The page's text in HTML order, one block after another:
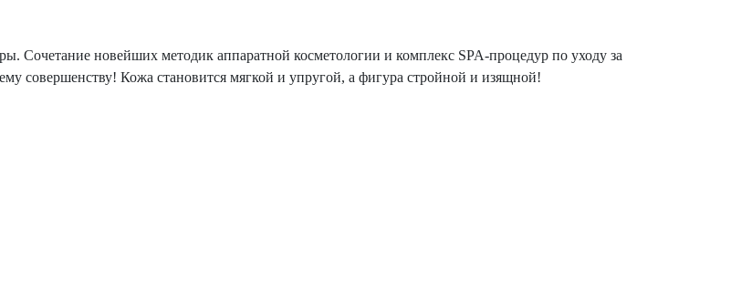
Сочетание новейших методик аппаратной косметологии и комплекс SPA-процедур по уходу за
совершенству! Кожа становится мягкой и упругой, а фигура стройной и изящной!